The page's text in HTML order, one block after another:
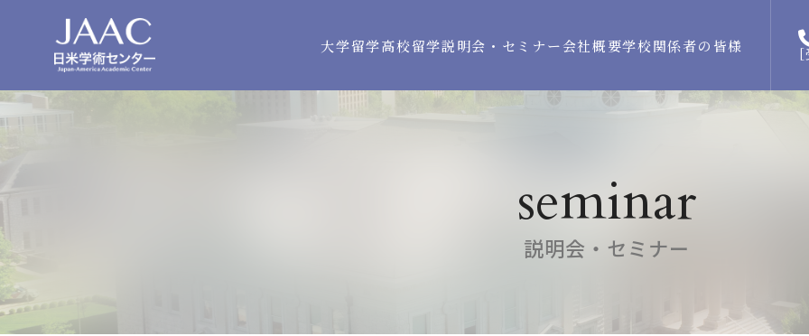
[
大学留学高校留学説明会・セミナー会社概要学校関係者の皆様
説明会・セミナー
seminar